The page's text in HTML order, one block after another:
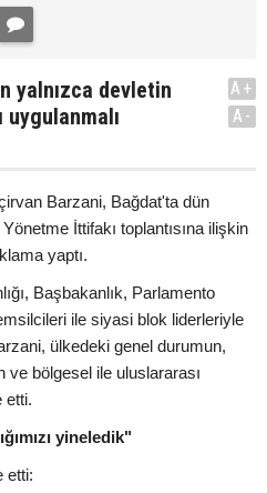
yalnızca devletin
uygulanmalı
A+
A-
Barzani, Bağdat'ta dün
İttifakı toplantısına ilişkin
yaptı.
Başbakanlık, Parlamento
ile siyasi blok liderleriyle
ülkedeki genel durumun,
ve bölgesel ile uluslararası
etti.
yineledik"
etti: